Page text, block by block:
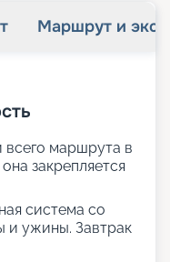
Маршрут и
маршрута в
закрепляется
система со
и ужины. Завтрак